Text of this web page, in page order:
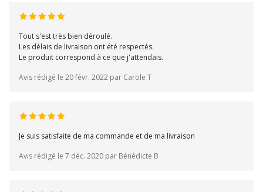
Tout s'est très bien déroulé.
Les délais de livraison ont été respectés.
Le produit correspond à ce que j'attendais.
Avis rédigé le 20 févr. 2022 par Carole T
Je suis satisfaite de ma commande et de ma livraison
Avis rédigé le 7 déc. 2020 par Bénédicte B